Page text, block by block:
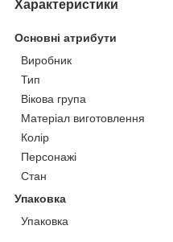
Характеристики
Основні атрибути
Виробник
Тип
Вікова група
Матеріал виготовлення
Колір
Персонажі
Стан
Упаковка
Упаковка